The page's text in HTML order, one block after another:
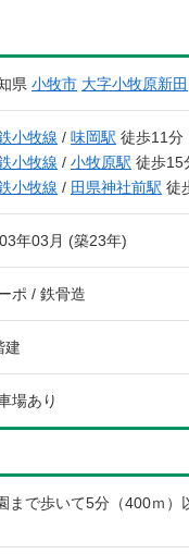
県 小牧市 大字小牧原新田
小牧線 / 味岡駅 徒歩11分
小牧線 / 小牧原駅 徒歩15
小牧線 / 田県神社前駅 徒
年03月 (築23年)
ポ / 鉄骨造
建
場あり
まで歩いて5分（400ｍ）